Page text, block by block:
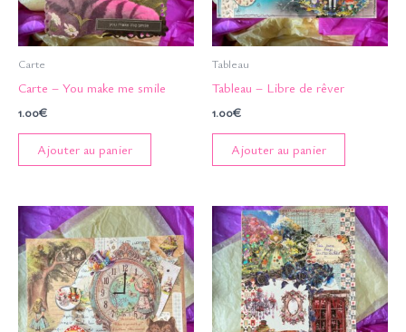
Carte
Carte – You make me smile
1.00€
Ajouter au panier
Tableau
Tableau – Libre de rêver
1.00€
Ajouter au panier